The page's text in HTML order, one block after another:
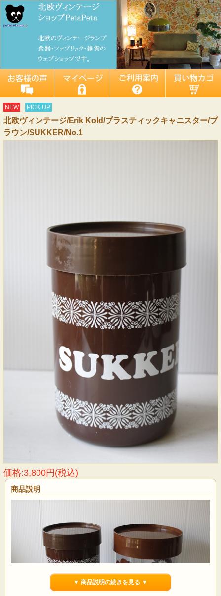
NEW PICK UP
北欧ヴィンテージ/Erik Kold/プラスティックキャニスター/ブ
ラウン/SUKKER/No.1
価格:3,800円(税込)
商品説明
▼ 商品説明の続きを見る ▼